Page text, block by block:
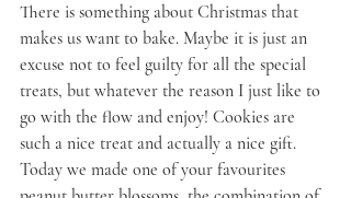
There is something about Christmas that
makes us want to bake. Maybe it is just an
excuse not to feel guilty for all the special
treats, but whatever the reason I just like to
go with the flow and enjoy! Cookies are
such a nice treat and actually a nice gift.
Today we made one of your favourites